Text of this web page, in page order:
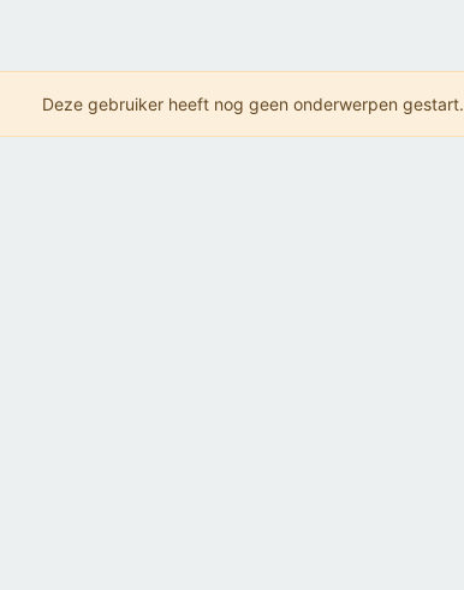
Deze gebruiker heeft nog geen onderwerpen gestart.